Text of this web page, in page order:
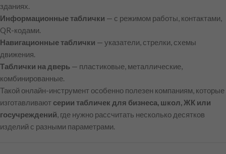
зданиях.
Информационные таблички — с режимом работы, контактами,
QR-кодами.
Навигационные таблички — указатели, стрелки, схемы
движения.
Таблички на дверь — пластиковые, металлические,
комбинированные.
Такой онлайн-инструмент особенно полезен компаниям, которые
изготавливают серии табличек для бизнеса, школ, ЖК или
госучреждений, где нужно рассчитать несколько десятков
изделий с разными параметрами.